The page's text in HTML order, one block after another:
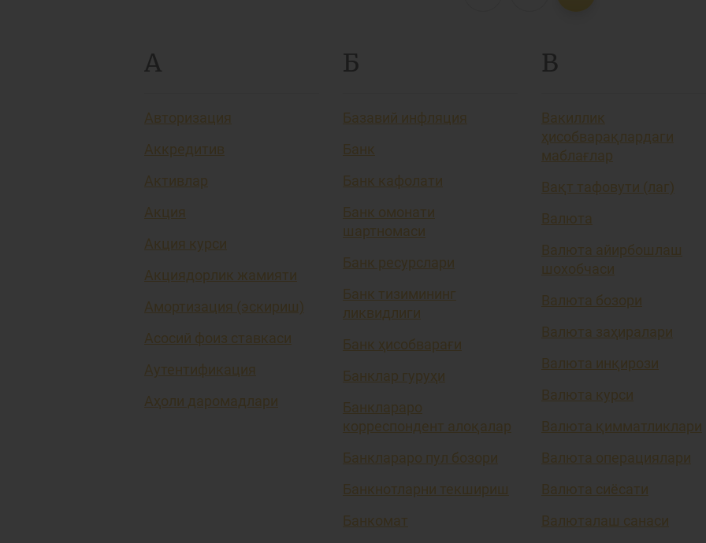
А
Авторизация
Аккредитив
Активлар
Акция
Акция курси
Акциядорлик жамияти
Амортизация (эскириш)
Асосий фоиз ставкаси
Аутентификация
Аҳоли даромадлари
Б
Базавий инфляция
Банк
Банк кафолати
Банк омонати
шартномаси
Банк ресурслари
Банк тизимининг
ликвидлиги
Банк ҳисобварағи
Банклар гуруҳи
Банклараро
корреспондент алоқалар
Банклараро пул бозори
Банкнотларни текшириш
Банкомат
В
Вакиллик
ҳисобварақлардаги
маблағлар
Вақт тафовути (лаг)
Валюта
Валюта айирбошлаш
шохобчаси
Валюта бозори
Валюта заҳиралари
Валюта инқирози
Валюта курси
Валюта қимматликлари
Валюта операциялари
Валюта сиёсати
Валюталаш санаси